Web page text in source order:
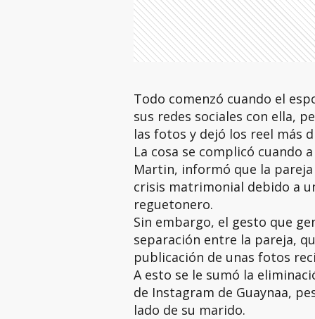
Todo comenzó cuando el
sus redes sociales con ella,
las fotos y dejó los reel más
La cosa se complicó cuando
Martin, informó que la
crisis matrimonial debido a
reguetonero.
Sin embargo, el gesto que
separación entre la pareja,
publicación de unas fotos
A esto se le sumó la
de Instagram de Guaynaa,
lado de su marido.